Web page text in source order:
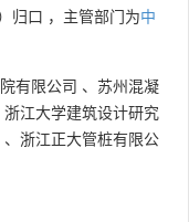
归口 ，主管部门为中
有限公司 、 苏州混凝
浙江大学建筑设计研究
、 浙江正大管桩有限公